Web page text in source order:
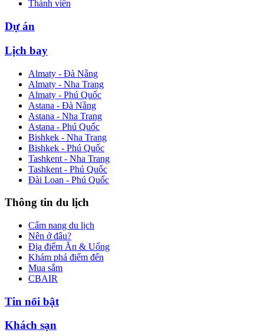
Thành viên
Dự án
Lịch bay
Almaty - Đà Nẵng
Almaty - Nha Trang
Almaty - Phú Quốc
Astana - Đà Nẵng
Astana - Nha Trang
Astana - Phú Quốc
Bishkek - Nha Trang
Bishkek - Phú Quốc
Tashkent - Nha Trang
Tashkent - Phú Quốc
Đài Loan - Phú Quốc
Thông tin du lịch
Cẩm nang du lịch
Nên ở đâu?
Địa điểm Ăn & Uống
Khám phá điểm đến
Mua sắm
CBAIR
Tin nổi bật
Khách sạn